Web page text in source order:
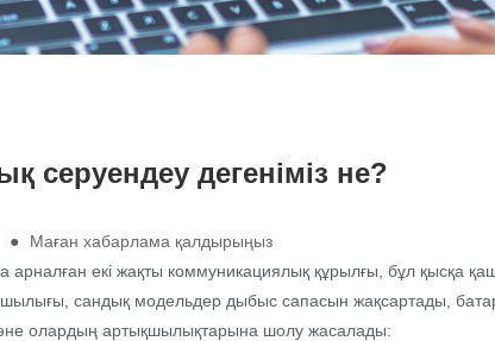
серуендеу дегеніміз не?
●
Маған хабарлама қалдырыңыз
арналған екі жақты коммуникациялық құрылғы, бұл қысқа
сандық модельдер дыбыс сапасын жақсартады,
олардың артықшылықтарына шолу жасалады: